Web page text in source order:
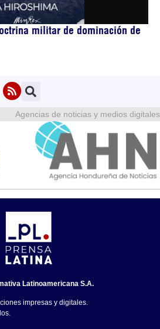
militar de dominación de
Agencias de noticias y medios digitales
Latinoamericana S.A.
impresas y digitales.